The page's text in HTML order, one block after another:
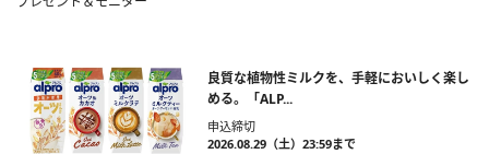
良質な植物性ミルクを、手軽においしく楽し
める。「ALP...
申込締切
2026.08.29（土）23:59まで